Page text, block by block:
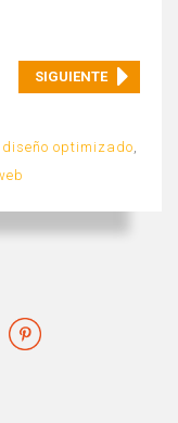
SIGUIENTE
diseño optimizado,